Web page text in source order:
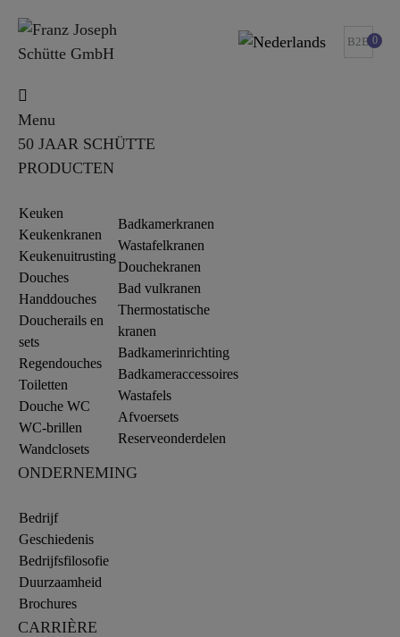
B2B 0
Menu
50 JAAR SCHÜTTE
PRODUCTEN
Keuken
Keukenkranen
Keukenuitrusting
Douches
Handdouches
Doucherails en
sets
Regendouches
Toiletten
Douche WC
WC-brillen
Wandclosets
Badkamerkranen
Wastafelkranen
Douchekranen
Bad vulkranen
Thermostatische
kranen
Badkamerinrichting
Badkameraccessoires
Wastafels
Afvoersets
Reserveonderdelen
ONDERNEMING
Bedrijf
Geschiedenis
Bedrijfsfilosofie
Duurzaamheid
Brochures
CARRIÈRE